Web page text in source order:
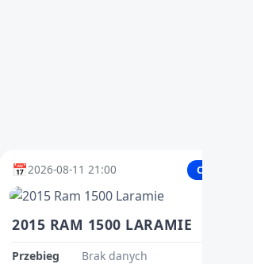
📅2026-08-11 21:00 Copart
2015 RAM 1500 LARAMIE
Przebieg
Brak danych